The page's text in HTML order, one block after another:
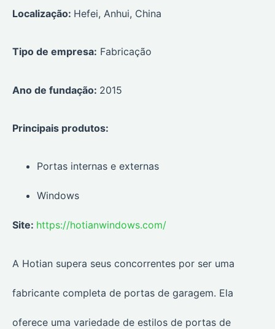
Localização: Hefei, Anhui, China
Tipo de empresa: Fabricação
Ano de fundação: 2015
Principais produtos:
Portas internas e externas
Windows
Site: https://hotianwindows.com/
A Hotian supera seus concorrentes por ser uma
fabricante completa de portas de garagem. Ela
oferece uma variedade de estilos de portas de